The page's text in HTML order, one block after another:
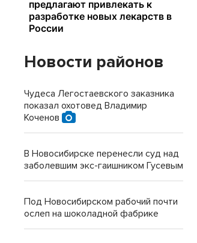
Новости районов
Чудеса Легостаевского заказника
показал охотовед Владимир
Коченов
В Новосибирске перенесли суд над
заболевшим экс-гаишником Гусевым
Под Новосибирском рабочий почти
ослеп на шоколадной фабрике